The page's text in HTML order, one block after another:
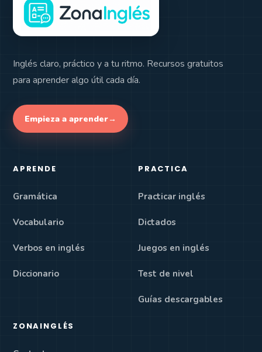
Inglés claro, práctico y a tu ritmo. Recursos gratuitos
para aprender algo útil cada día.
Empieza a aprender→
APRENDE
Gramática
Vocabulario
Verbos en inglés
Diccionario
PRACTICA
Practicar inglés
Dictados
Juegos en inglés
Test de nivel
Guías descargables
ZONAINGLÉS